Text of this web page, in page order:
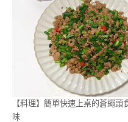
【料理】簡單快速上桌的蒼蠅
味